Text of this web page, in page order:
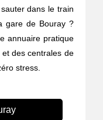
dans le train
gare de Bouray ?
annuaire pratique
des centrales de
stress.